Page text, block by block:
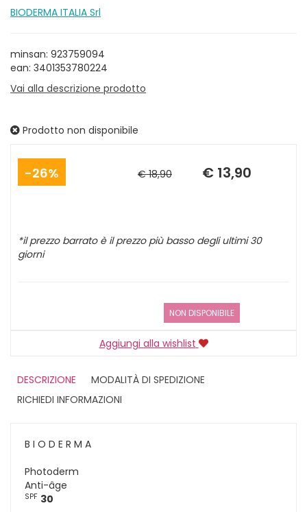
BIODERMA ITALIA Srl
minsan: 923759094
ean: 3401353780224
Vai alla descrizione prodotto
Prodotto non disponibile
26% € 18,90
scontato
€ 13,90
*il prezzo barrato è il prezzo più basso degli ultimi 30
giorni
NON DISPONIBILE
Aggiungi alla wishlist
DESCRIZIONE
MODALITÀ DI SPEDIZIONE
RICHIEDI INFORMAZIONI
B I O D E R M A
Photoderm
Anti-âge
SPF 30